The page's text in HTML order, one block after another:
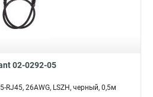
02-0292-05
RJ45, 26AWG, LSZH, черный, 0,5м